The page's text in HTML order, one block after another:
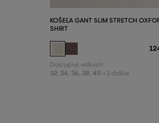
KOŠEĽA GANT SLIM STRETCH
SHIRT
Dostupné veľkosti:
32 34 36 38 40 +3 ďalšie